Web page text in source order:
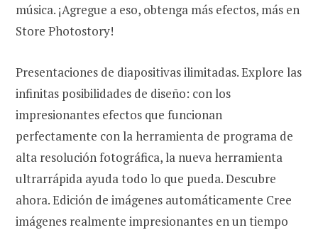
música. ¡Agregue a eso, obtenga más efectos, más en
Store Photostory!
Presentaciones de diapositivas ilimitadas. Explore las
infinitas posibilidades de diseño: con los
impresionantes efectos que funcionan
perfectamente con la herramienta de programa de
alta resolución fotográfica, la nueva herramienta
ultrarrápida ayuda todo lo que pueda. Descubre
ahora. Edición de imágenes automáticamente Cree
imágenes realmente impresionantes en un tiempo